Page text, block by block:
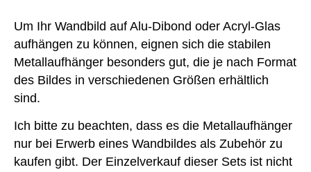
Um Ihr Wandbild auf Alu-Dibond oder Acryl-Glas
aufhängen zu können, eignen sich die stabilen
Metallaufhänger besonders gut, die je nach Format
des Bildes in verschiedenen Größen erhältlich
sind.
Ich bitte zu beachten, dass es die Metallaufhänger
nur bei Erwerb eines Wandbildes als Zubehör zu
kaufen gibt. Der Einzelverkauf dieser Sets ist nicht